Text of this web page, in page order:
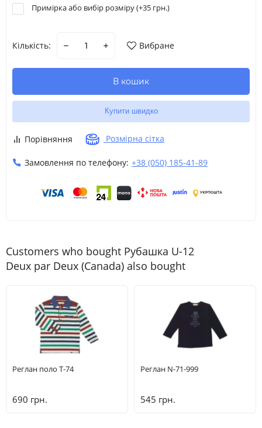
Примірка або вибір розміру (+35 грн.)
Кількість: Вибране
В кошик
Купити швидко
Порівняння Розмірна сітка
Замовлення по телефону: +38 (050) 185-41-89
Customers who bought Рубашка U-12
Deux par Deux (Canada) also bought
Реглан поло T-74
690 грн.
Реглан N-71-999
545 грн.